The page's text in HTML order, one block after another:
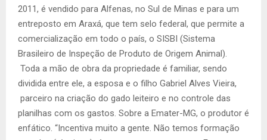
2011, é vendido para Alfenas, no Sul de Minas e para um
entreposto em Araxá, que tem selo federal, que permite a
comercialização em todo o país, o SISBI (Sistema
Brasileiro de Inspeção de Produto de Origem Animal).
Toda a mão de obra da propriedade é familiar, sendo
dividida entre ele, a esposa e o filho Gabriel Alves Vieira,
parceiro na criação do gado leiteiro e no controle das
planilhas com os gastos. Sobre a Emater-MG, o produtor é
enfático. “Incentiva muito a gente. Não temos formação